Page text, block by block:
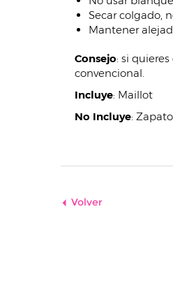
Secar colgado,
Mantener
Consejo: si
convencional.
Incluye: Maillot
No Incluye:
Volver